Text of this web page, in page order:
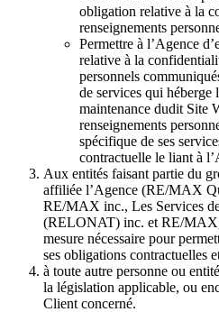
obligation relative à la
renseignements
Permettre à l’Agence
relative à la
personnels
de services qui héberge
maintenance dudit Site
renseignements
spécifique de ses
contractuelle le liant à
Aux entités faisant partie du
affiliée l’Agence (RE/MAX
RE/MAX inc., Les Services
(RELONAT) inc. et RE/
mesure nécessaire pour
ses obligations contractuelles
à toute autre personne ou
la législation applicable, ou
Client concerné.